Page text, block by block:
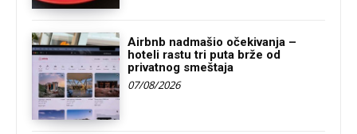
Airbnb nadmašio očekivanja –
hoteli rastu tri puta brže od
privatnog smeštaja
07/08/2026